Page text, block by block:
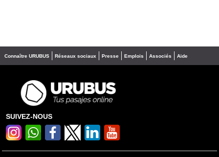
Connaître URUBUS Réseaux sociaux Presse Emplois Associés Aide
SUIVEZ-NOUS